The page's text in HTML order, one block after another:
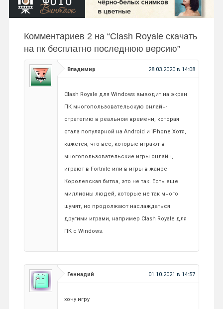
Комментариев 2 на “Clash Royale скачать
на пк бесплатно последнюю версию”
Владимир 28.03.2020 в 14:08
Clash Royale для Windows выводит на экран
ПК многопользовательскую онлайн-
стратегию в реальном времени, которая
стала популярной на Android и iPhone Хотя,
кажется, что все, которые играют в
многопользовательские игры онлайн,
играют в Fortnite или в игры в жанре
Королевская битва, это не так. Есть еще
миллионы людей, которые не так много
шумят, но продолжают наслаждаться
другими играми, например Clash Royale для
ПК с Windows.
Геннадий 01.10.2021 в 14:57
хочу игру